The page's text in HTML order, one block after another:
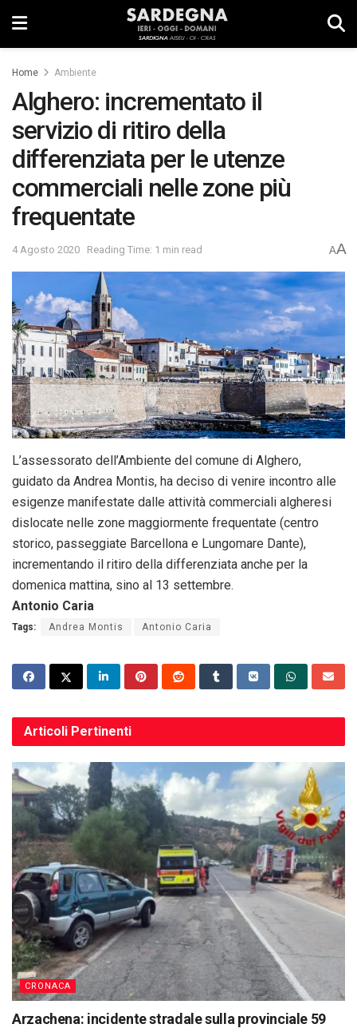
Home Ambiente
Alghero: incrementato il
servizio di ritiro della
differenziata per le utenze
commerciali nelle zone più
frequentate
4 Agosto 2020 Reading Time: 1 min read AA
L’assessorato dell’Ambiente del comune di Alghero,
guidato da Andrea Montis, ha deciso di venire incontro alle
esigenze manifestate dalle attività commerciali algheresi
dislocate nelle zone maggiormente frequentate (centro
storico, passeggiate Barcellona e Lungomare Dante),
incrementando il ritiro della differenziata anche per la
domenica mattina, sino al 13 settembre.
Antonio Caria
Tags: Andrea Montis Antonio Caria
Articoli Pertinenti
CRONACA
Arzachena: incidente stradale sulla provinciale 59